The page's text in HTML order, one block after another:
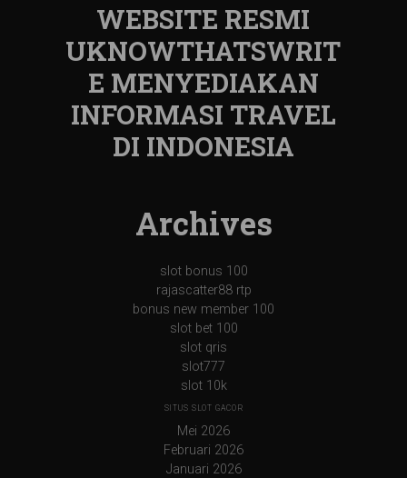
WEBSITE RESMI
UKNOWTHATSWRIT
E MENYEDIAKAN
INFORMASI TRAVEL
DI INDONESIA
Archives
slot bonus 100
rajascatter88 rtp
bonus new member 100
slot bet 100
slot qris
slot777
slot 10k
SITUS SLOT GACOR
Mei 2026
Februari 2026
Januari 2026